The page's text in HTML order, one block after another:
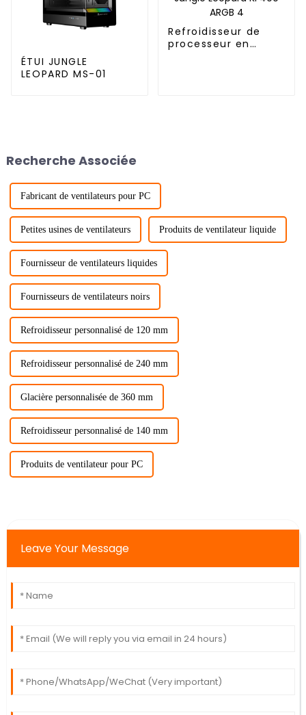
ÉTUI JUNGLE
LEOPARD MS-01
Refroidisseur de
processeur en
Recherche Associée
Fabricant de ventilateurs pour PC
Petites usines de ventilateurs Produits de ventilateur liquide
Fournisseur de ventilateurs liquides
Fournisseurs de ventilateurs noirs
Refroidisseur personnalisé de 120 mm
Refroidisseur personnalisé de 240 mm
Glacière personnalisée de 360 ​​mm
Refroidisseur personnalisé de 140 mm
Produits de ventilateur pour PC
Leave Your Message